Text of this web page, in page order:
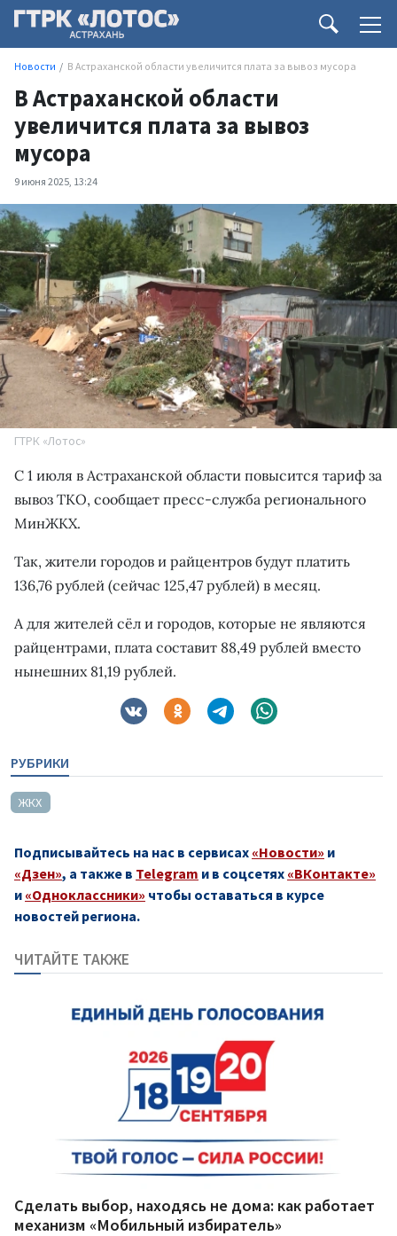
Новости В Астраханской области увеличится плата за вывоз мусора
В Астраханской области
увеличится плата за вывоз
мусора
9 июня 2025, 13:24
ГТРК «Лотос»
С 1 июля в Астраханской области повысится тариф за
вывоз ТКО, сообщает пресс-служба регионального
МинЖКХ.
Так, жители городов и райцентров будут платить
136,76 рублей (сейчас 125,47 рублей) в месяц.
А для жителей сёл и городов, которые не являются
райцентрами, плата составит 88,49 рублей вместо
нынешних 81,19 рублей.
РУБРИКИ
ЖКХ
Подписывайтесь на нас в сервисах «Новости» и
«Дзен», а также в Telegram и в соцсетях «ВКонтакте»
и «Одноклассники» чтобы оставаться в курсе
новостей региона.
ЧИТАЙТЕ ТАКЖЕ
Сделать выбор, находясь не дома: как работает
механизм «Мобильный избиратель»